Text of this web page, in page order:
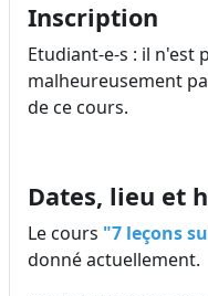
Inscription
Etudiant-e-s : il n'est
malheureusement
de ce cours.
Dates, lieu et
Le cours "7 leçons
donné actuellement.